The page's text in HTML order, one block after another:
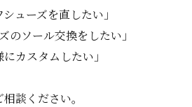
ューズを直したい」
のソール交換をしたい」
カスタムしたい」
談ください。